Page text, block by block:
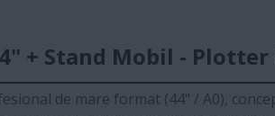
+ Stand Mobil -
de mare format (44" / A0),